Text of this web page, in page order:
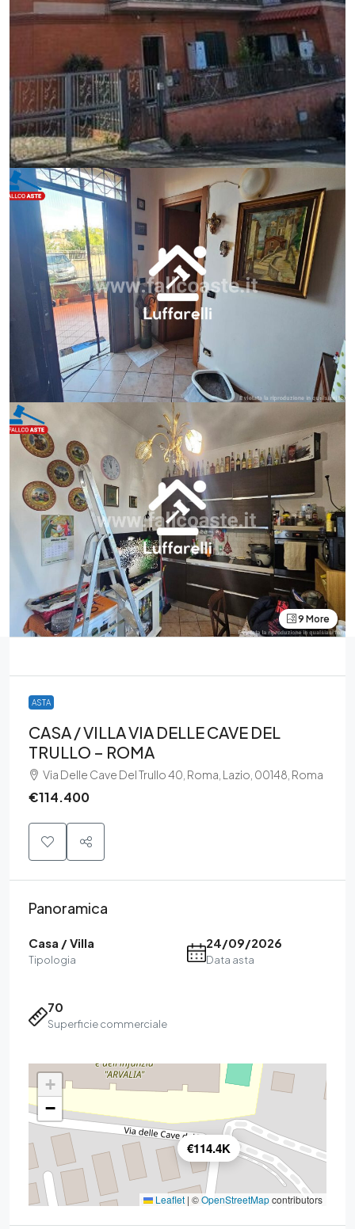
9 More
ASTA
CASA / VILLA VIA DELLE CAVE DEL
TRULLO – ROMA
Via Delle Cave Del Trullo 40, Roma, Lazio, 00148, Roma
€114.400
Panoramica
Casa / Villa
Tipologia
24/09/2026
Data asta
70
Superficie commerciale
€114.4K
+
−
Leaflet | ©OpenStreetMapcontributors